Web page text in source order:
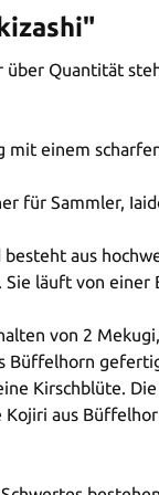
Quantität
einem
für Sammler,
aus
läuft von
von 2
Büffelhorn
Kirschblüte.
aus